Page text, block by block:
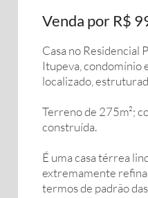
Venda por R$
Casa no Residencial
Itupeva, condomínio
localizado,
Terreno de 275m²;
construída.
É uma casa térrea
extremamente
termos de padrão